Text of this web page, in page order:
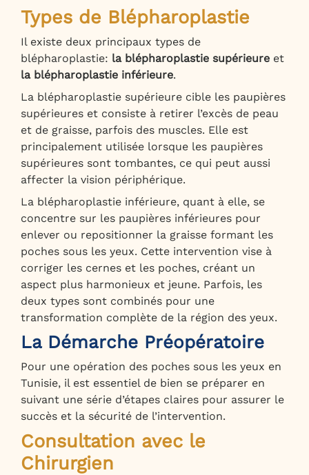
Types de Blépharoplastie
Il existe deux principaux types de
blépharoplastie: la blépharoplastie supérieure et
la blépharoplastie inférieure.
La blépharoplastie supérieure cible les paupières
supérieures et consiste à retirer l’excès de peau
et de graisse, parfois des muscles. Elle est
principalement utilisée lorsque les paupières
supérieures sont tombantes, ce qui peut aussi
affecter la vision périphérique.
La blépharoplastie inférieure, quant à elle, se
concentre sur les paupières inférieures pour
enlever ou repositionner la graisse formant les
poches sous les yeux. Cette intervention vise à
corriger les cernes et les poches, créant un
aspect plus harmonieux et jeune. Parfois, les
deux types sont combinés pour une
transformation complète de la région des yeux.
La Démarche Préopératoire
Pour une opération des poches sous les yeux en
Tunisie, il est essentiel de bien se préparer en
suivant une série d’étapes claires pour assurer le
succès et la sécurité de l’intervention.
Consultation avec le
Chirurgien